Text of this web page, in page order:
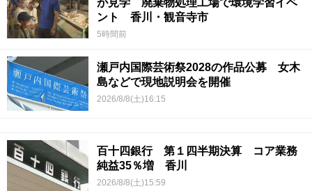
ント 香川・観音寺市
5時間前
瀬戸内国際芸術祭2028の作品公募 女木
島などで現地説明会を開催
2026/8/8(土)16:15
百十四銀行 第１四半期決算 コア業務
純益35％増 香川
2026/8/8(土)15:59